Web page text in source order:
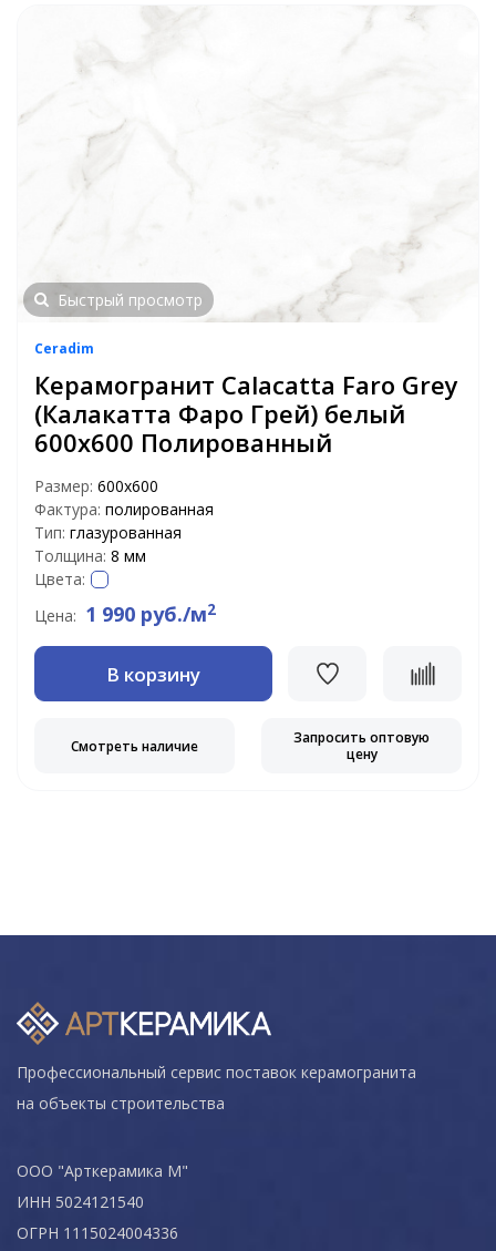
Быстрый просмотр
Ceradim
Керамогранит Calacatta Faro Grey
(Калакатта Фаро Грей) белый
600x600 Полированный
Размер: 600x600
Фактура: полированная
Тип: глазурованная
Толщина: 8 мм
Цвета:
Цена: 1 990 руб./м2
В корзину
Смотреть наличие
Запросить оптовую
цену
Профессиональный сервис поставок керамогранита
на объекты строительства
ООО "Арткерамика М"
ИНН 5024121540
ОГРН 1115024004336